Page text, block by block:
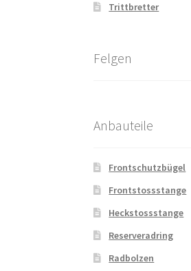
Trittbretter
Felgen
Anbauteile
Frontschutzbügel
Frontstossstange
Heckstossstange
Reserveradring
Radbolzen